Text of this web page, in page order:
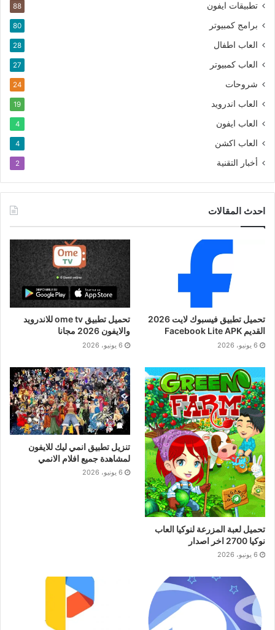
تطبيقات ايفون 88
برامج كمبيوتر 80
العاب اطفال 28
العاب كمبيوتر 27
شروحات 24
العاب اندرويد 19
العاب ايفون 4
العاب اكشن 4
أخبار التقنية 2
احدث المقالات
تحميل تطبيق فيسبوك لايت 2026
القديم Facebook Lite APK
6 يونيو، 2026
تحميل تطبيق ome tv للاندرويد
والايفون 2026 مجانا
6 يونيو، 2026
تحميل لعبة المزرعة لنوكيا العاب
نوكيا 2700 اخر اصدار
6 يونيو، 2026
تنزيل تطبيق انمي ليك للايفون
لمشاهدة جميع افلام الانمي
6 يونيو، 2026